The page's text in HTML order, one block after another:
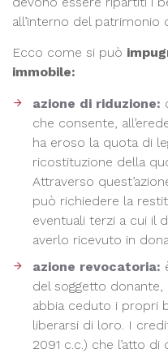
all’interno del patrimonio
Ecco come si può
immobile:
azione di riduzione:
che consente,
ha eroso la quota di
ricostituzione della
Attraverso
può richiedere la
eventuali terzi a cui il
averlo ricevuto in
azione revocatoria:
del soggetto
abbia ceduto i propri
liberarsi di loro. I
2091 c.c.) che l’atto